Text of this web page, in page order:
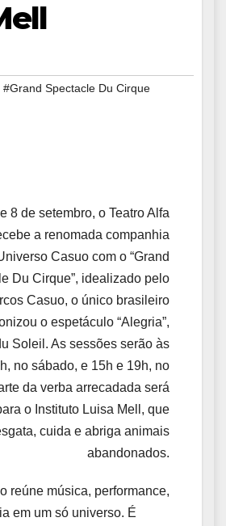
#Grand Spectacle Du Cirque
8 de setembro, o Teatro Alfa
a renomada companhia
Casuo com o “Grand
Du Cirque”, idealizado pelo
Casuo, o único brasileiro
o espetáculo “Alegria”,
Soleil. As sessões serão às
no sábado, e 15h e 19h, no
da verba arrecadada será
o Instituto Luisa Mell, que
cuida e abriga animais
abandonados.
reúne música, performance,
em um só universo. É